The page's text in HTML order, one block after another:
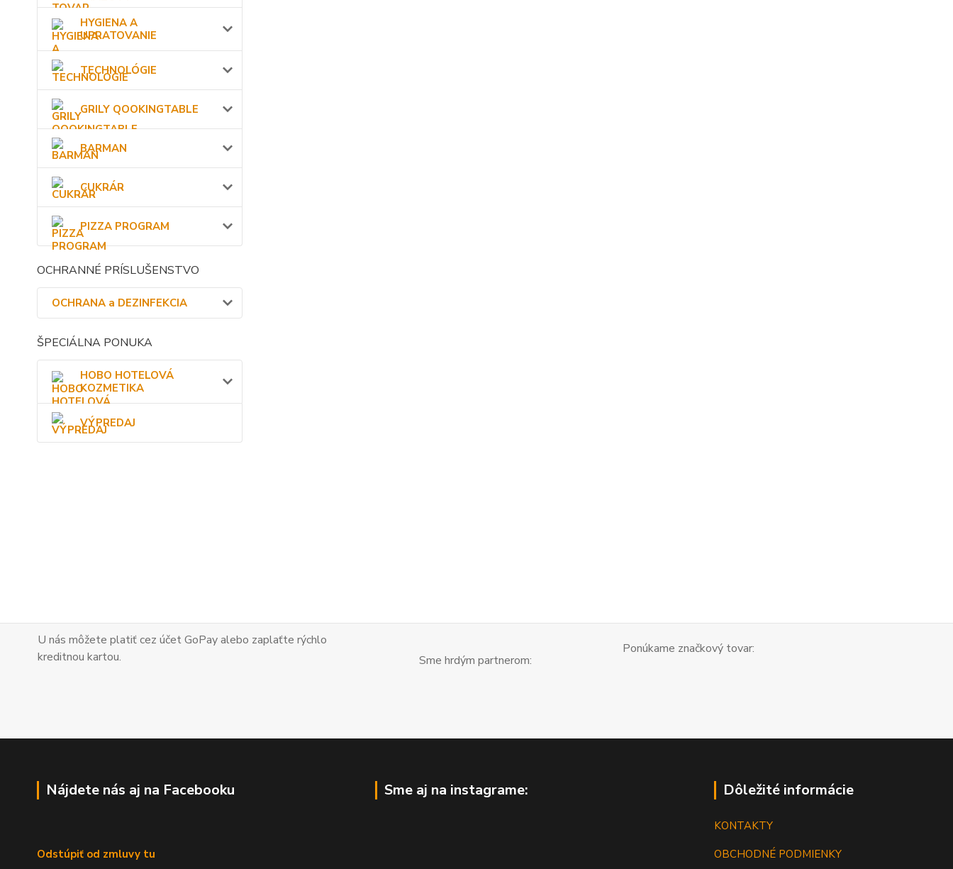
HYGIENA A
UPRATOVANIE
TECHNOLÓGIE
GRILY QOOKINGTABLE
BARMAN
CUKRÁR
PIZZA PROGRAM
OCHRANNÉ PRÍSLUŠENSTVO
OCHRANA a DEZINFEKCIA
ŠPECIÁLNA PONUKA
HOBO HOTELOVÁ
KOZMETIKA
VÝPREDAJ
U nás môžete platiť cez účet GoPay alebo zaplaťte rýchlo
kreditnou kartou.
Sme hrdým partnerom:
Ponúkame značkový tovar:
Nájdete nás aj na Facebooku
Odstúpiť od zmluvy tu
Sme aj na instagrame: Dôležité informácie
KONTAKTY
OBCHODNÉ PODMIENKY